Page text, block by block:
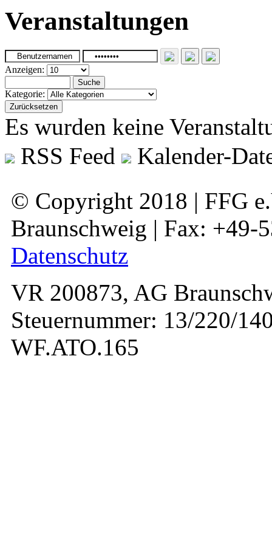
Veranstaltungen
Anzeigen:
Suche
Kategorie:
Zurücksetzen
Es wurden keine
RSS Feed
Kalender-
© Copyright 2018 | FFG
Braunschweig | Fax: +49-
Datenschutz
VR 200873, AG
Steuernummer: 13/220/
WF.ATO.165